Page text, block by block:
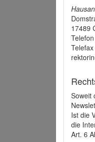
17489
Soweit
Ist die
die
Art. 6